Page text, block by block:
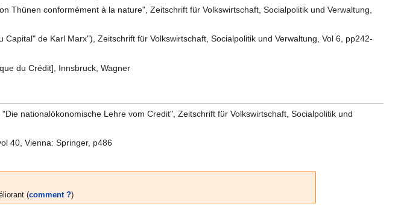
Thünen conformément à la nature", Zeitschrift für Volkswirtschaft, Socialpolitik und Verwaltung,
de Karl Marx"), Zeitschrift für Volkswirtschaft, Socialpolitik und Verwaltung, Vol 6, pp242-
du Crédit], Innsbruck, Wagner
, "Die nationalökonomische Lehre vom Credit", Zeitschrift für Volkswirtschaft, Socialpolitik und
40, Vienna: Springer, p486
(comment ?)